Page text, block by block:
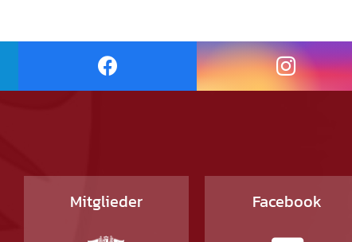
Mitglieder Facebook